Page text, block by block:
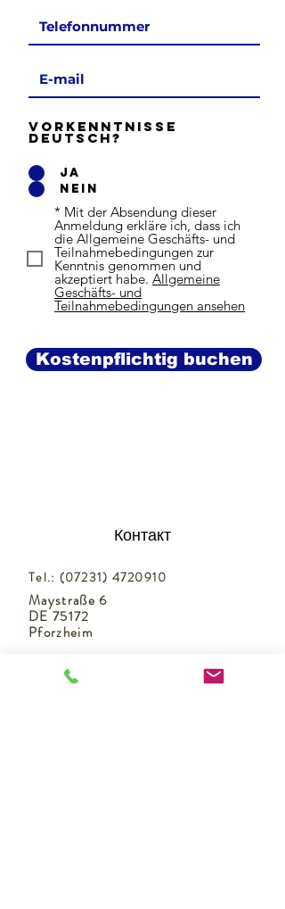
Vorkenntnisse
Deutsch?
Ja
Nein
* Mit der Absendung dieser
Anmeldung erkläre ich, dass ich
die Allgemeine Geschäfts- und
Teilnahmebedingungen zur
Kenntnis genommen und
akzeptiert habe. Allgemeine
Geschäfts- und
Teilnahmebedingungen ansehen
Kostenpflichtig buchen
Контакт
Tel.: (07231) 4720910
Maystraße 6
DE 75172
Pforzheim
Защита данных